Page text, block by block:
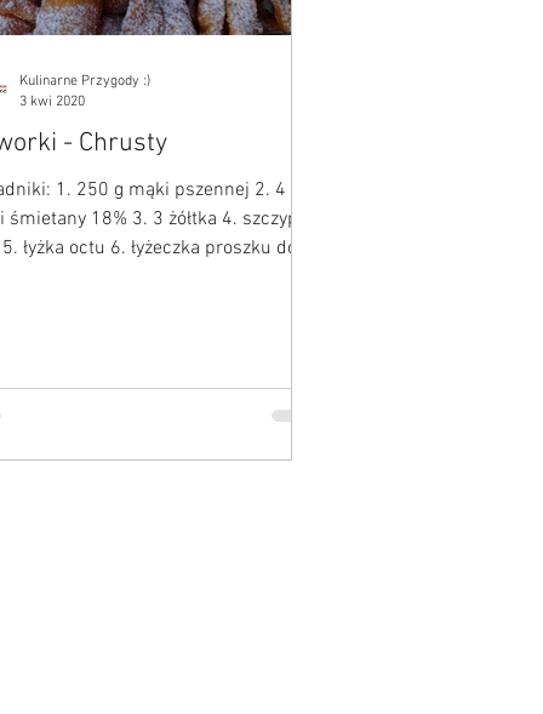
- Chrusty
1. 250 g mąki pszennej 2. 4
śmietany 18% 3. 3 żółtka 4. szczypta
łyżka octu 6. łyżeczka proszku do
Kulinarne Przygody :)
3 kwi 2020